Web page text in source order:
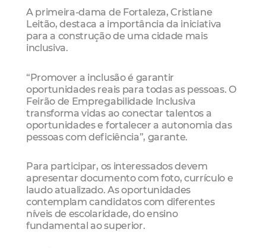
A primeira-dama de Fortaleza, Cristiane
Leitão, destaca a importância da iniciativa
para a construção de uma cidade mais
inclusiva.
“Promover a inclusão é garantir
oportunidades reais para todas as pessoas. O
Feirão de Empregabilidade Inclusiva
transforma vidas ao conectar talentos a
oportunidades e fortalecer a autonomia das
pessoas com deficiência”, garante.
Para participar, os interessados devem
apresentar documento com foto, currículo e
laudo atualizado. As oportunidades
contemplam candidatos com diferentes
níveis de escolaridade, do ensino
fundamental ao superior.